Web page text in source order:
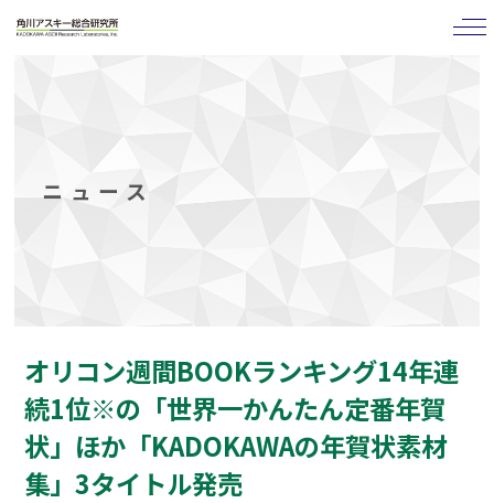
ニュース
オリコン週間BOOKランキング14年連
続1位※の「世界一かんたん定番年賀
状」ほか「KADOKAWAの年賀状素材
集」3タイトル発売